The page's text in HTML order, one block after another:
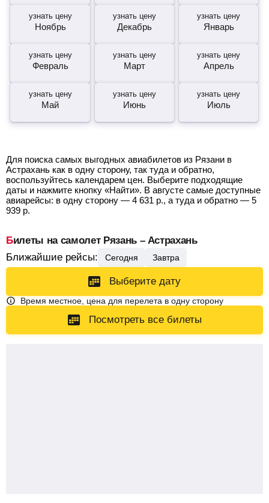
узнать цену
Ноябрь
узнать цену
Декабрь
узнать цену
Январь
узнать цену
Февраль
узнать цену
Март
узнать цену
Апрель
узнать цену
Май
узнать цену
Июнь
узнать цену
Июль
Для поиска самых выгодных авиабилетов из Рязани в
Астрахань как в одну сторону, так туда и обратно,
воспользуйтесь календарем цен. Выберите подходящие
даты и нажмите кнопку «Найти». В августе самые доступные
авиарейсы: в одну сторону — 4 631 р., а туда и обратно — 5
939 р.
Билеты на самолет Рязань – Астрахань
Ближайшие рейсы:
Сегодня Завтра
Выберите дату
Время местное, цена для перелета в одну сторону
Посмотреть все билеты